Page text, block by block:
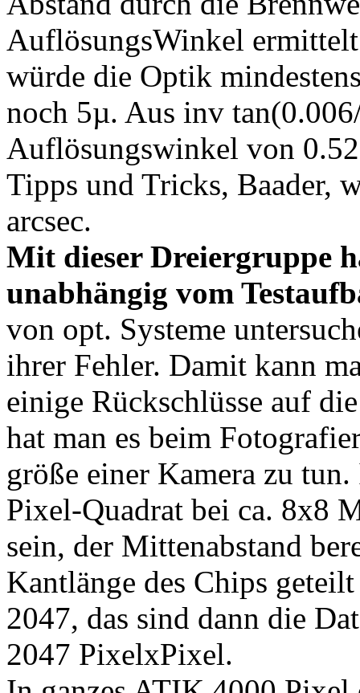
AuflösungsWinkel
würde die Optik
noch 5µ. Aus inv
Auflösungswinkel von
Tipps und Tricks, Baader,
arcsec.
Mit dieser Dreiergruppe
unabhängig vom
von opt. Systeme
ihrer Fehler. Damit kann
einige Rückschlüsse auf
hat man es beim
größe einer Kamera zu
Pixel-Quadrat bei ca. 8x8
sein, der Mittenabstand
Kantlänge des Chips
2047, das sind dann die
2047 PixelxPixel.